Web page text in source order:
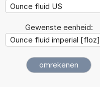
Gewenste eenheid: